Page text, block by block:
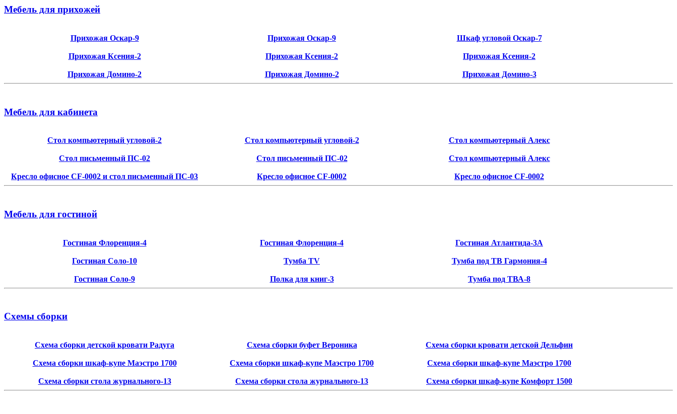
Мебель для прихожей
Прихожая Оскар-9 Прихожая Оскар-9 Шкаф угловой Оскар-7
Прихожая Ксения-2 Прихожая Ксения-2 Прихожая Ксения-2
Прихожая Домино-2 Прихожая Домино-2 Прихожая Домино-3
Мебель для кабинета
Стол компьютерный угловой-2 Стол компьютерный угловой-2 Стол компьютерный Алекс
Стол письменный ПС-02 Стол письменный ПС-02 Стол компьютерный Алекс
Кресло офисное CF-0002 и стол письменный ПС-03 Кресло офисное CF-0002 Кресло офисное CF-0002
Мебель для гостиной
Гостиная Флоренция-4 Гостиная Флоренция-4 Гостиная Атлантида-3А
Гостиная Соло-10 Тумба TV Тумба под ТВ Гармония-4
Гостиная Соло-9 Полка для книг-3 Тумба под ТВА-8
Схемы сборки
Схема сборки детской кровати Радуга Схема сборки буфет Вероника Схема сборки кровати детской Дельфин
Схема сборки шкаф-купе Маэстро 1700 Схема сборки шкаф-купе Маэстро 1700 Схема сборки шкаф-купе Маэстро 1700
Схема сборки стола журнального-13 Схема сборки стола журнального-13 Схема сборки шкаф-купе Комфорт 1500